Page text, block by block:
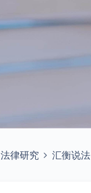
法律研究 汇衡说法